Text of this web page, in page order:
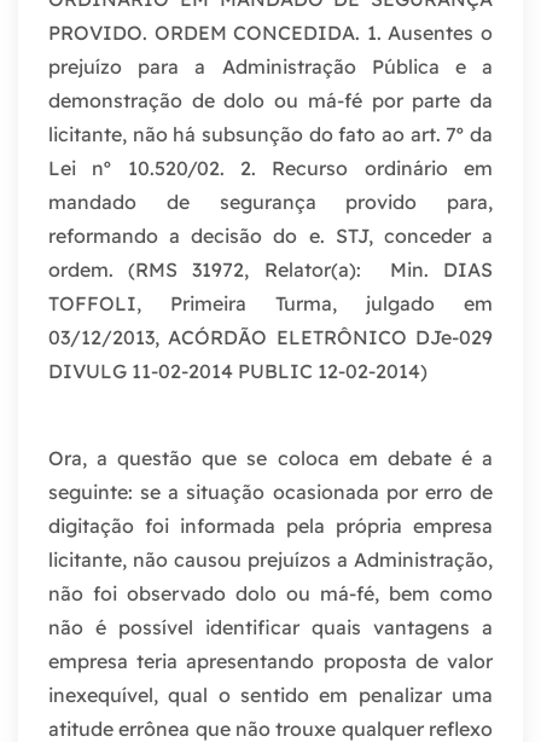
PROVIDO. ORDEM CONCEDIDA. 1. Ausentes o
prejuízo para a Administração Pública e a
demonstração de dolo ou má-fé por parte da
licitante, não há subsunção do fato ao art. 7º da
Lei nº 10.520/02. 2. Recurso ordinário em
mandado de segurança provido para,
reformando a decisão do e. STJ, conceder a
ordem. (RMS 31972, Relator(a): Min. DIAS
TOFFOLI, Primeira Turma, julgado em
03/12/2013, ACÓRDÃO ELETRÔNICO DJe-029
DIVULG 11-02-2014 PUBLIC 12-02-2014)
Ora, a questão que se coloca em debate é a
seguinte: se a situação ocasionada por erro de
digitação foi informada pela própria empresa
licitante, não causou prejuízos a Administração,
não foi observado dolo ou má-fé, bem como
não é possível identificar quais vantagens a
empresa teria apresentando proposta de valor
inexequível, qual o sentido em penalizar uma
atitude errônea que não trouxe qualquer reflexo